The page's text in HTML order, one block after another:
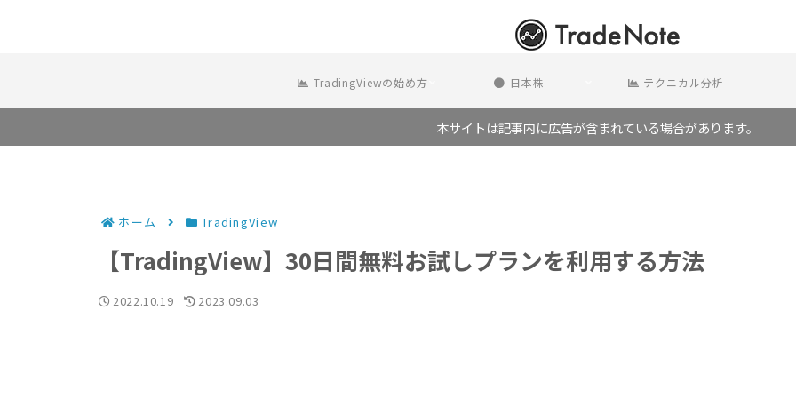
TradingViewの始め方 日本株 テクニカル分析
本サイトは記事内に広告が含まれている場合があります。
ホーム TradingView
【TradingView】30日間無料お試しプランを利用する方法
2022.10.19 2023.09.03